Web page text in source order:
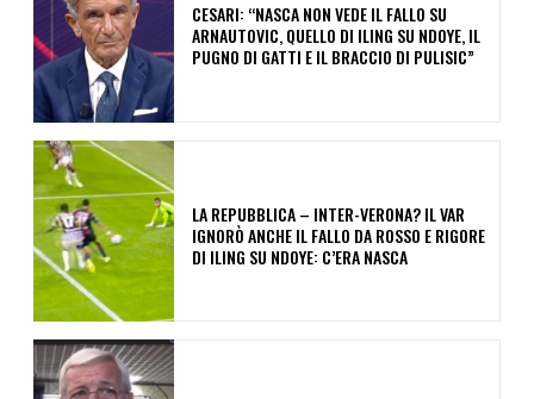
CESARI: “NASCA NON VEDE IL FALLO SU
ARNAUTOVIC, QUELLO DI ILING SU NDOYE, IL
PUGNO DI GATTI E IL BRACCIO DI PULISIC”
LA REPUBBLICA – INTER-VERONA? IL VAR
IGNORÒ ANCHE IL FALLO DA ROSSO E RIGORE
DI ILING SU NDOYE: C’ERA NASCA